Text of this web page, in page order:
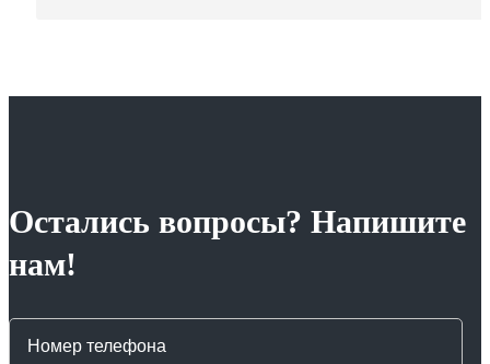
Остались вопросы? Напишите
нам!